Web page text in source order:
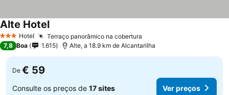
3 EstrelasHotel Terraço panorâmico na cobertura
Alte HotelVer preços
7,8 Boa 1.615 Alte, a 18.9 km de Alcantarilha
De € 59
Consulte os preços de 17 sites Ver preços